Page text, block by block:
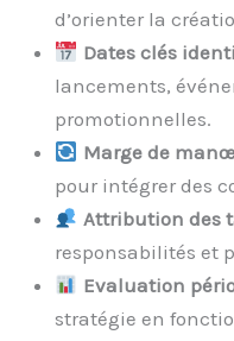
d’orienter la
Dates clés
lancements,
promotionnelles.
Marge de
pour intégrer des
Attribution des
responsabilités et
Evaluation
stratégie en